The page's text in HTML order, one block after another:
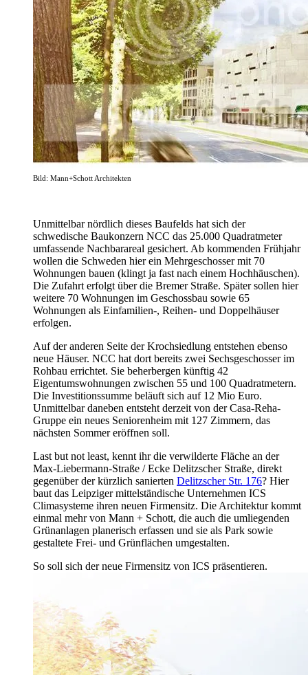
Bild: Mann+Schott Architekten
Unmittelbar nördlich dieses Baufelds hat sich der
schwedische Baukonzern NCC das 25.000 Quadratmeter
umfassende Nachbarareal gesichert. Ab kommenden Frühjahr
wollen die Schweden hier ein Mehrgeschosser mit 70
Wohnungen bauen (klingt ja fast nach einem Hochhäuschen).
Die Zufahrt erfolgt über die Bremer Straße. Später sollen hier
weitere 70 Wohnungen im Geschossbau sowie 65
Wohnungen als Einfamilien-, Reihen- und Doppelhäuser
erfolgen.
Auf der anderen Seite der Krochsiedlung entstehen ebenso
neue Häuser. NCC hat dort bereits zwei Sechsgeschosser im
Rohbau errichtet. Sie beherbergen künftig 42
Eigentumswohnungen zwischen 55 und 100 Quadratmetern.
Die Investitionssumme beläuft sich auf 12 Mio Euro.
Unmittelbar daneben entsteht derzeit von der Casa-Reha-
Gruppe ein neues Seniorenheim mit 127 Zimmern, das
nächsten Sommer eröffnen soll.
Last but not least, kennt ihr die verwilderte Fläche an der
Max-Liebermann-Straße / Ecke Delitzscher Straße, direkt
gegenüber der kürzlich sanierten Delitzscher Str. 176? Hier
baut das Leipziger mittelständische Unternehmen ICS
Climasysteme ihren neuen Firmensitz. Die Architektur kommt
einmal mehr von Mann + Schott, die auch die umliegenden
Grünanlagen planerisch erfassen und sie als Park sowie
gestaltete Frei- und Grünflächen umgestalten.
So soll sich der neue Firmensitz von ICS präsentieren.